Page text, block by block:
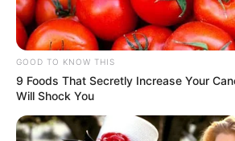
GOOD TO KNOW THIS
9 Foods That Secretly Increase Your
Will Shock You